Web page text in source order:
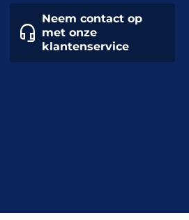
Neem contact op
met onze
klantenservice